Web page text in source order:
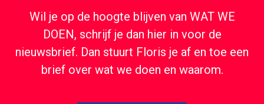
Wil je op de hoogte blijven van WAT WE
DOEN, schrijf je dan hier in voor de
nieuwsbrief. Dan stuurt Floris je af en toe een
brief over wat we doen en waarom.